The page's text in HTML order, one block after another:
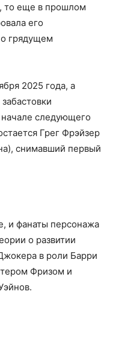
то еще в прошлом
его
грядущем
2025 года, а
следующего
Грег Фрэйзер
снимавший первый
и фанаты персонажа
о развитии
в роли Барри
Фризом и